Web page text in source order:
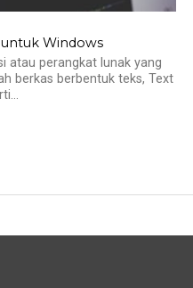
Windows
atau perangkat lunak yang
berkas berbentuk teks, Text